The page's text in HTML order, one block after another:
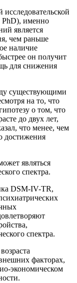
именно
является
чем раньше
наличие
он получит
для снижения
существующими
на то, что
о том, что
до двух лет,
что менее, чем
достижения
являться
спектра.
DSM-IV-TR,
спектра.
факторах,
экономическом